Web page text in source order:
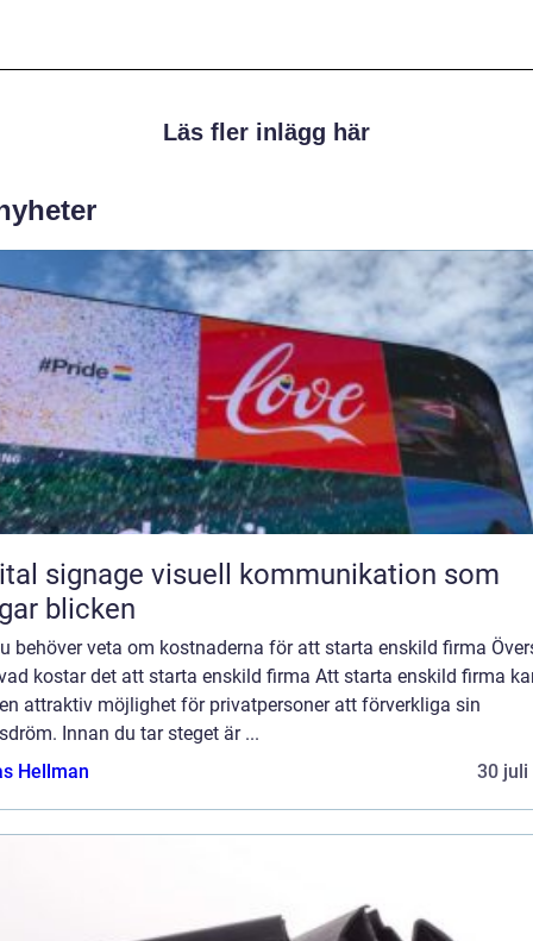
Läs fler inlägg här
visuell kommunikation som
blicken
behöver veta om kostnaderna för att starta enskild firma
kostar det att starta enskild firma Att starta enskild firma
attraktiv möjlighet för privatpersoner att förverkliga sin
Innan du tar steget är ...
Hellman
30 juli